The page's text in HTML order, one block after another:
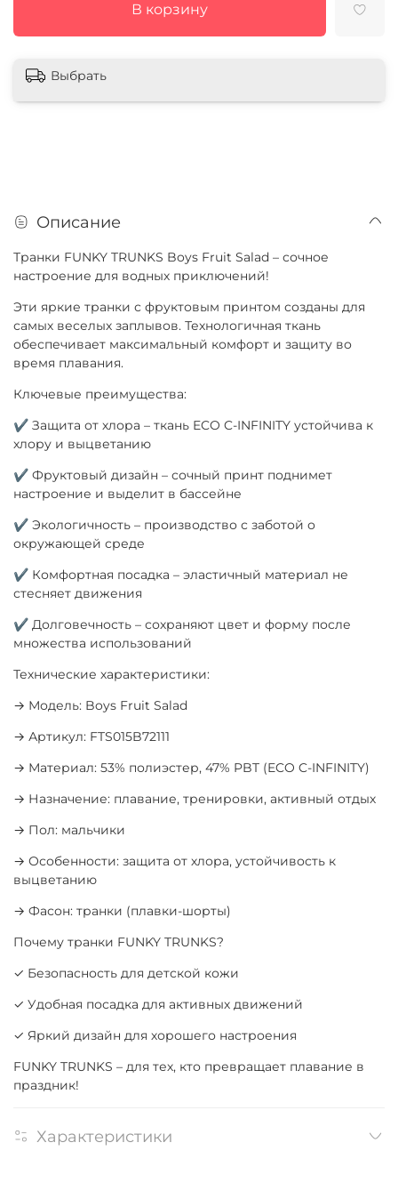
В корзину
Выбрать
Описание
Транки FUNKY TRUNKS Boys Fruit Salad – сочное
настроение для водных приключений!
Эти яркие транки с фруктовым принтом созданы для
самых веселых заплывов. Технологичная ткань
обеспечивает максимальный комфорт и защиту во
время плавания.
Ключевые преимущества:
✔ Защита от хлора – ткань ECO C-INFINITY устойчива к
хлору и выцветанию
✔ Фруктовый дизайн – сочный принт поднимет
настроение и выделит в бассейне
✔ Экологичность – производство с заботой о
окружающей среде
✔ Комфортная посадка – эластичный материал не
стесняет движения
✔ Долговечность – сохраняют цвет и форму после
множества использований
Технические характеристики:
→ Модель: Boys Fruit Salad
→ Артикул: FTS015B72111
→ Материал: 53% полиэстер, 47% PBT (ECO C-INFINITY)
→ Назначение: плавание, тренировки, активный отдых
→ Пол: мальчики
→ Особенности: защита от хлора, устойчивость к
выцветанию
→ Фасон: транки (плавки-шорты)
Почему транки FUNKY TRUNKS?
✓ Безопасность для детской кожи
✓ Удобная посадка для активных движений
✓ Яркий дизайн для хорошего настроения
FUNKY TRUNKS – для тех, кто превращает плавание в
праздник!
Характеристики